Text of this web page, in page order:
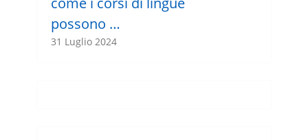
possono …
31 Luglio 2024